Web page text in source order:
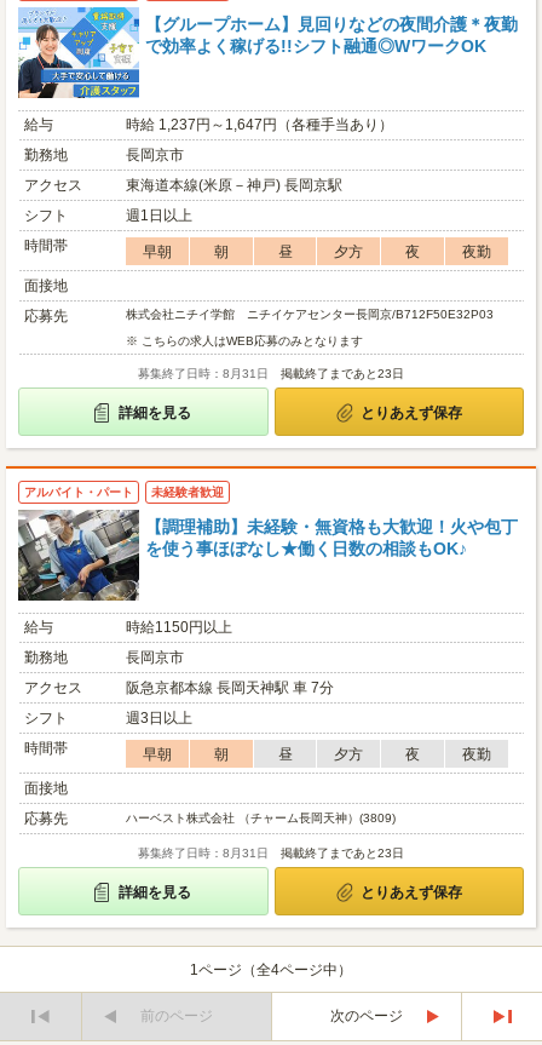
【グループホーム】見回りなどの夜間介護＊夜勤
で効率よく稼げる!!シフト融通◎WワークOK
給与
時給 1,237円～1,647円（各種手当あり）
勤務地
長岡京市
アクセス
東海道本線(米原－神戸) 長岡京駅
シフト
週1日以上
時間帯
早朝 朝 昼 夕方 夜
夜勤
面接地
応募先
株式会社ニチイ学館 ニチイケアセンター長岡京/B712F50E32P03
※ こちらの求人はWEB応募のみとなります
募集終了日時：8月31日 掲載終了まであと23日
詳細を見る とりあえず保存
アルバイト・パート 未経験者歓迎
【調理補助】未経験・無資格も大歓迎！火や包丁
を使う事ほぼなし★働く日数の相談もOK♪
給与
時給1150円以上
勤務地
長岡京市
アクセス
阪急京都本線 長岡天神駅 車 7分
シフト
週3日以上
時間帯
早朝 朝 昼 夕方 夜
夜勤
面接地
応募先
ハーベスト株式会社 （チャーム長岡天神）(3809)
募集終了日時：8月31日 掲載終了まであと23日
詳細を見る とりあえず保存
1ページ（全4ページ中）
前のページ
次のページ